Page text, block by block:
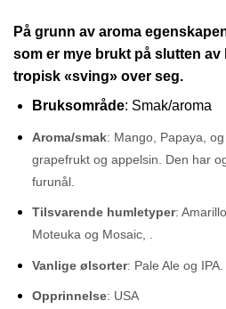
På grunn av aroma
som er mye brukt på slutten av
tropisk «sving» over seg.
Bruksområde: Smak/aroma
Aroma/smak: Mango, Papaya,
grapefrukt og appelsin. Den har
furunål.
Tilsvarende humletyper:
Moteuka og Mosaic, .
Vanlige ølsorter: Pale Ale og IPA.
Opprinnelse: USA